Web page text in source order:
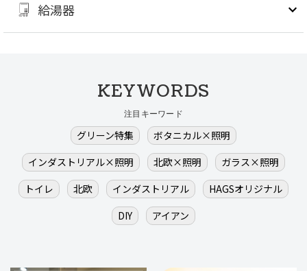
給湯器
KEYWORDS
注目キーワード
グリーン特集
ボタニカル×照明
インダストリアル×照明
北欧×照明
ガラス×照明
トイレ
北欧 インダストリアル
HAGSオリジナル
DIY
アイアン